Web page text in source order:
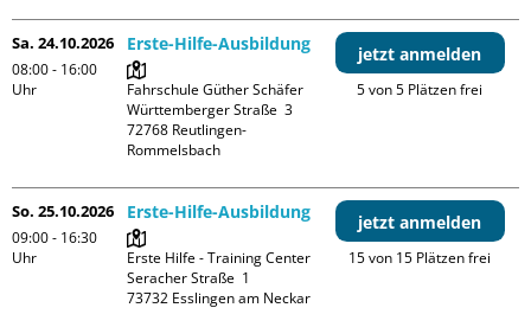
Sa. 24.10.2026
08:00 - 16:00
Uhr
Erste-Hilfe-Ausbildung
Fahrschule Güther Schäfer
Württemberger Straße  3
72768 Reutlingen-
jetzt anmelden
5 von 5 Plätzen frei
So. 25.10.2026
09:00 - 16:30
Uhr
Erste-Hilfe-Ausbildung
Erste Hilfe - Training Center
Seracher Straße  1
jetzt anmelden
15 von 15 Plätzen frei